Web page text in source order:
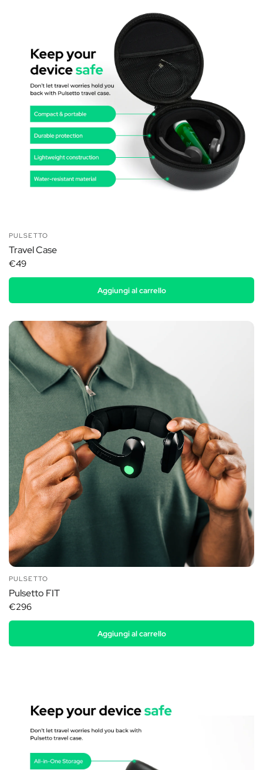
PULSETTO
Travel Case
€49
Aggiungi al carrello
PULSETTO
Pulsetto FIT
€296
Aggiungi al carrello